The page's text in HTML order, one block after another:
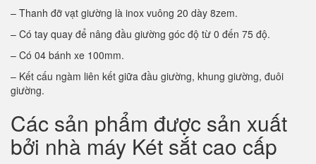
– Thanh đỡ vạt giường là inox vuông 20 dày 8zem.
– Có tay quay để nâng đầu giường góc độ từ 0 đến 75 độ.
– Có 04 bánh xe 100mm.
– Kết cấu ngàm liên kết giữa đầu giường, khung giường, đuôi
giường.
Các sản phẩm được sản xuất
bởi nhà máy Két sắt cao cấp